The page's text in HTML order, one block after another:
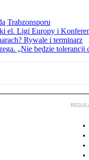
Trabzonsporu
el. Ligi Europy i
Rywale i terminarz
„Nie będzie tolerancji